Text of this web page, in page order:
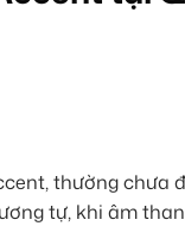
thường chưa
tự, khi âm